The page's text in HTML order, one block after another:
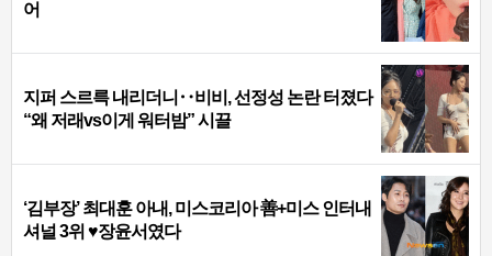
어
지퍼 스르륵 내리더니‥비비, 선정성 논란 터졌다
“왜 저래vs이게 워터밤” 시끌
‘김부장’ 최대훈 아내, 미스코리아 善+미스 인터내
셔널 3위 ♥장윤서였다